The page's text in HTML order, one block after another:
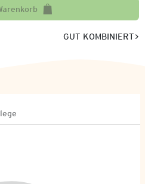
GUT KOMBINIERT